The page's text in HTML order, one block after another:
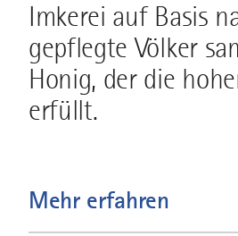
Imkerei auf Basis
gepflegte Völker
Honig, der die
erfüllt.
Mehr erfahren